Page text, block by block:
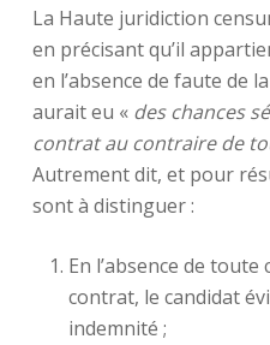
La Haute juridiction
en précisant qu’il
en l’absence de faute de
aurait eu « des chances
contrat au contraire de
Autrement dit, et pour
sont à distinguer :
En l’absence de
contrat, le candidat
indemnité ;